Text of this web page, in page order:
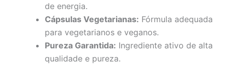
de energia.
Cápsulas Vegetarianas: Fórmula adequada
para vegetarianos e veganos.
Pureza Garantida: Ingrediente ativo de alta
qualidade e pureza.